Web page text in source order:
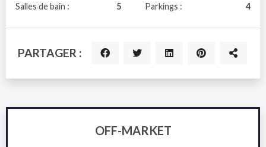
Salles de bain : 5 Parkings : 4
PARTAGER :
OFF-MARKET